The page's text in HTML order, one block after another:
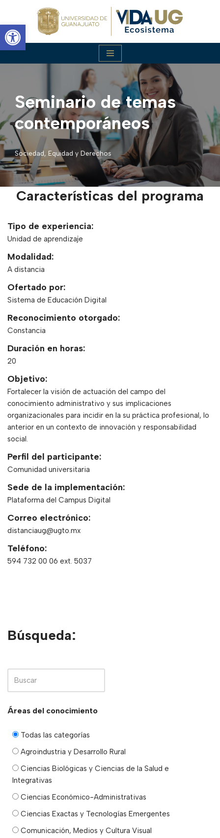
Abrir barra de herramientas
Saltar
al
contenido
Seminario de temas
contemporáneos
Sociedad, Equidad y Derechos
Características del programa
Tipo de experiencia:
Unidad de aprendizaje
Modalidad:
A distancia
Ofertado por:
Sistema de Educación Digital
Reconocimiento otorgado:
Constancia
Duración en horas:
20
Objetivo:
Fortalecer la visión de actuación del campo del
conocimiento administrativo y sus implicaciones
organizacionales para incidir en la su práctica profesional, lo
anterior en un contexto de innovación y responsabilidad
social.
Perfil del participante:
Comunidad universitaria
Sede de la implementación:
Plataforma del Campus Digital
Correo electrónico:
distanciaug@ugto.mx
Teléfono:
594 732 00 06 ext. 5037
Búsqueda:
Áreas del conocimiento
Todas las categorías
Agroindustria y Desarrollo Rural
Ciencias Biológicas y Ciencias de la Salud e
Integrativas
Ciencias Económico-Administrativas
Ciencias Exactas y Tecnologías Emergentes
Comunicación, Medios y Cultura Visual